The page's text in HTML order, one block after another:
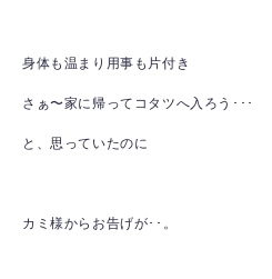
身体も温まり用事も片付き
さぁ〜家に帰ってコタツへ入ろう･･･
と、思っていたのに
カミ様からお告げが･･。